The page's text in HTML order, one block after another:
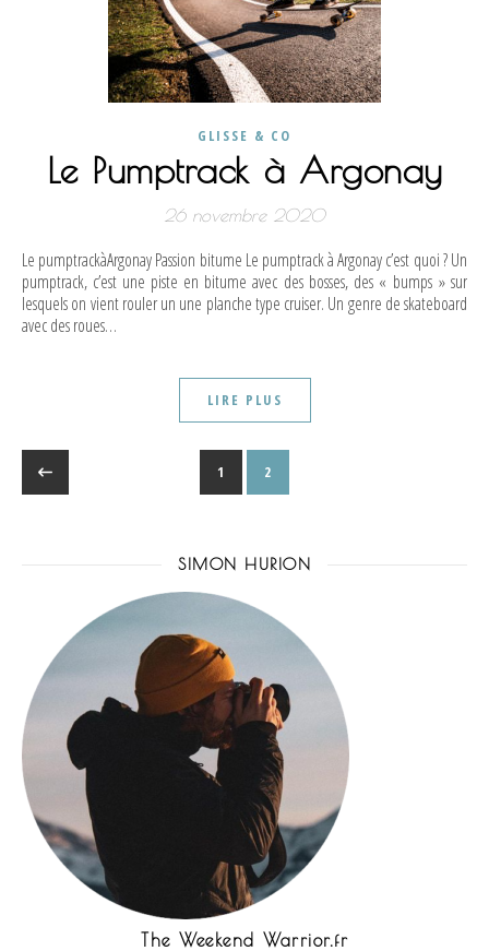
GLISSE & CO
Le Pumptrack à Argonay
26 novembre 2020
Le pumptrackàArgonay Passion bitume Le pumptrack à Argonay c’est quoi ? Un
pumptrack, c’est une piste en bitume avec des bosses, des « bumps » sur
lesquels on vient rouler un une planche type cruiser. Un genre de skateboard
avec des roues…
LIRE PLUS
1 2
SIMON HURION
The Weekend Warrior.fr